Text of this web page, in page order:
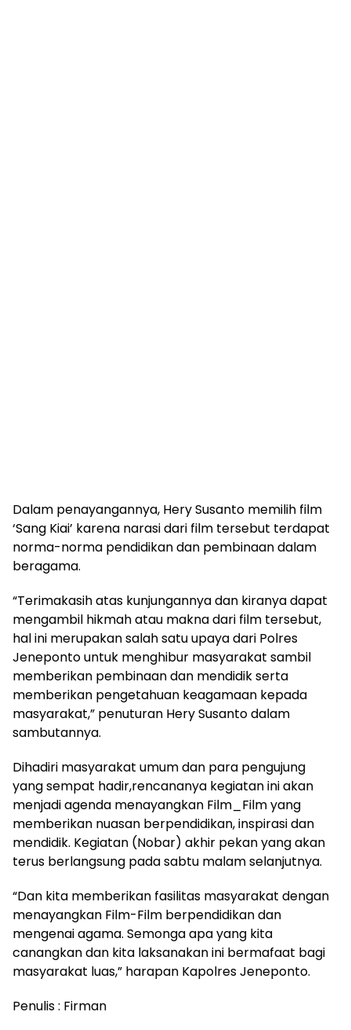
Dalam penayangannya, Hery Susanto memilih film
‘Sang Kiai’ karena narasi dari film tersebut terdapat
norma-norma pendidikan dan pembinaan dalam
beragama.
“Terimakasih atas kunjungannya dan kiranya dapat
mengambil hikmah atau makna dari film tersebut,
hal ini merupakan salah satu upaya dari Polres
Jeneponto untuk menghibur masyarakat sambil
memberikan pembinaan dan mendidik serta
memberikan pengetahuan keagamaan kepada
masyarakat,” penuturan Hery Susanto dalam
sambutannya.
Dihadiri masyarakat umum dan para pengujung
yang sempat hadir,rencananya kegiatan ini akan
menjadi agenda menayangkan Film_Film yang
memberikan nuasan berpendidikan, inspirasi dan
mendidik. Kegiatan (Nobar) akhir pekan yang akan
terus berlangsung pada sabtu malam selanjutnya.
“Dan kita memberikan fasilitas masyarakat dengan
menayangkan Film-Film berpendidikan dan
mengenai agama. Semonga apa yang kita
canangkan dan kita laksanakan ini bermafaat bagi
masyarakat luas,” harapan Kapolres Jeneponto.
Penulis : Firman